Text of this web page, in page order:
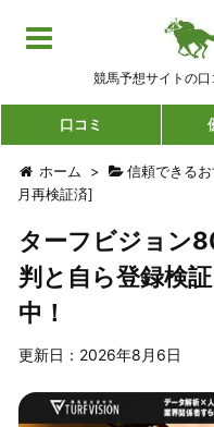
競馬予想サイトの
口コミ
ホーム >
信頼できる
月再検証済]
ターフビジョン
判と自ら登録検
中！
更新日：2026年8月6日